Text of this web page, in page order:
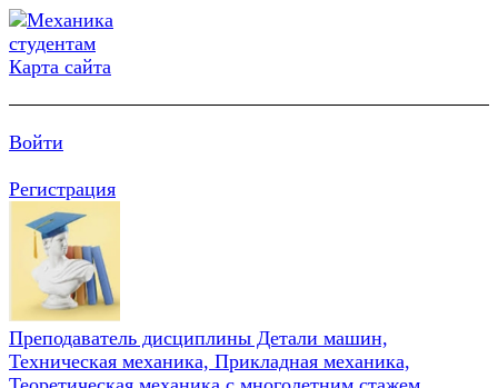
Карта сайта
Войти
Регистрация
Преподаватель дисциплины Детали машин,
Техническая механика, Прикладная механика,